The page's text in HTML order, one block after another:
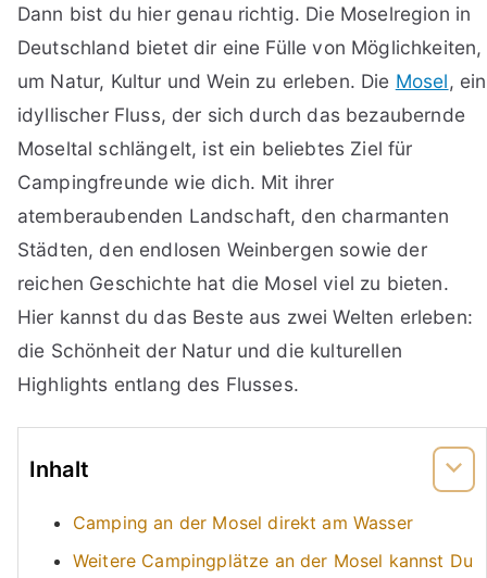
Dann bist du hier genau richtig. Die Moselregion in
Deutschland bietet dir eine Fülle von Möglichkeiten,
um Natur, Kultur und Wein zu erleben. Die Mosel, ein
idyllischer Fluss, der sich durch das bezaubernde
Moseltal schlängelt, ist ein beliebtes Ziel für
Campingfreunde wie dich. Mit ihrer
atemberaubenden Landschaft, den charmanten
Städten, den endlosen Weinbergen sowie der
reichen Geschichte hat die Mosel viel zu bieten.
Hier kannst du das Beste aus zwei Welten erleben:
die Schönheit der Natur und die kulturellen
Highlights entlang des Flusses.
Inhalt
Camping an der Mosel direkt am Wasser
Weitere Campingplätze an der Mosel kannst Du